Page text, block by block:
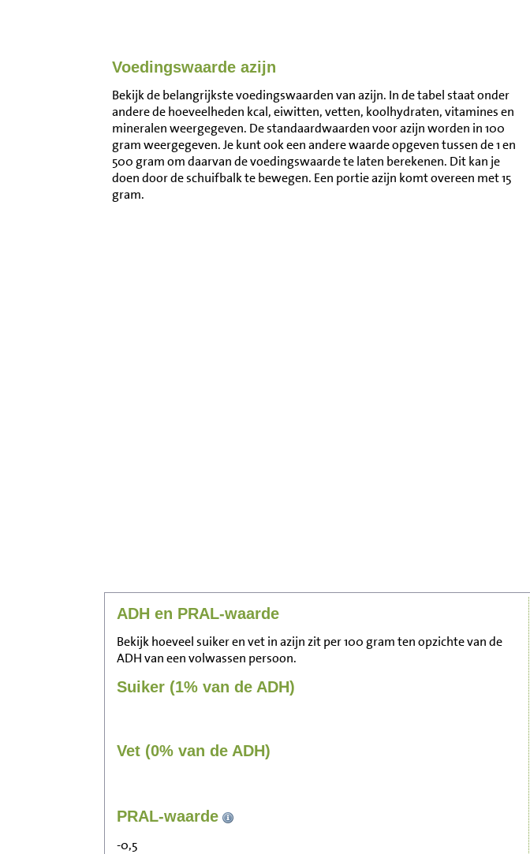
Voedingswaarde azijn
Bekijk de belangrijkste voedingswaarden van azijn. In de tabel staat onder
andere de hoeveelheden kcal, eiwitten, vetten, koolhydraten, vitamines en
mineralen weergegeven. De standaardwaarden voor azijn worden in 100
gram weergegeven. Je kunt ook een andere waarde opgeven tussen de 1 en
500 gram om daarvan de voedingswaarde te laten berekenen. Dit kan je
doen door de schuifbalk te bewegen. Een portie azijn komt overeen met 15
gram.
ADH en PRAL-waarde
Bekijk hoeveel suiker en vet in azijn zit per 100 gram ten opzichte van de
ADH van een volwassen persoon.
Suiker (1% van de ADH)
Vet (0% van de ADH)
PRAL-waarde
-0,5